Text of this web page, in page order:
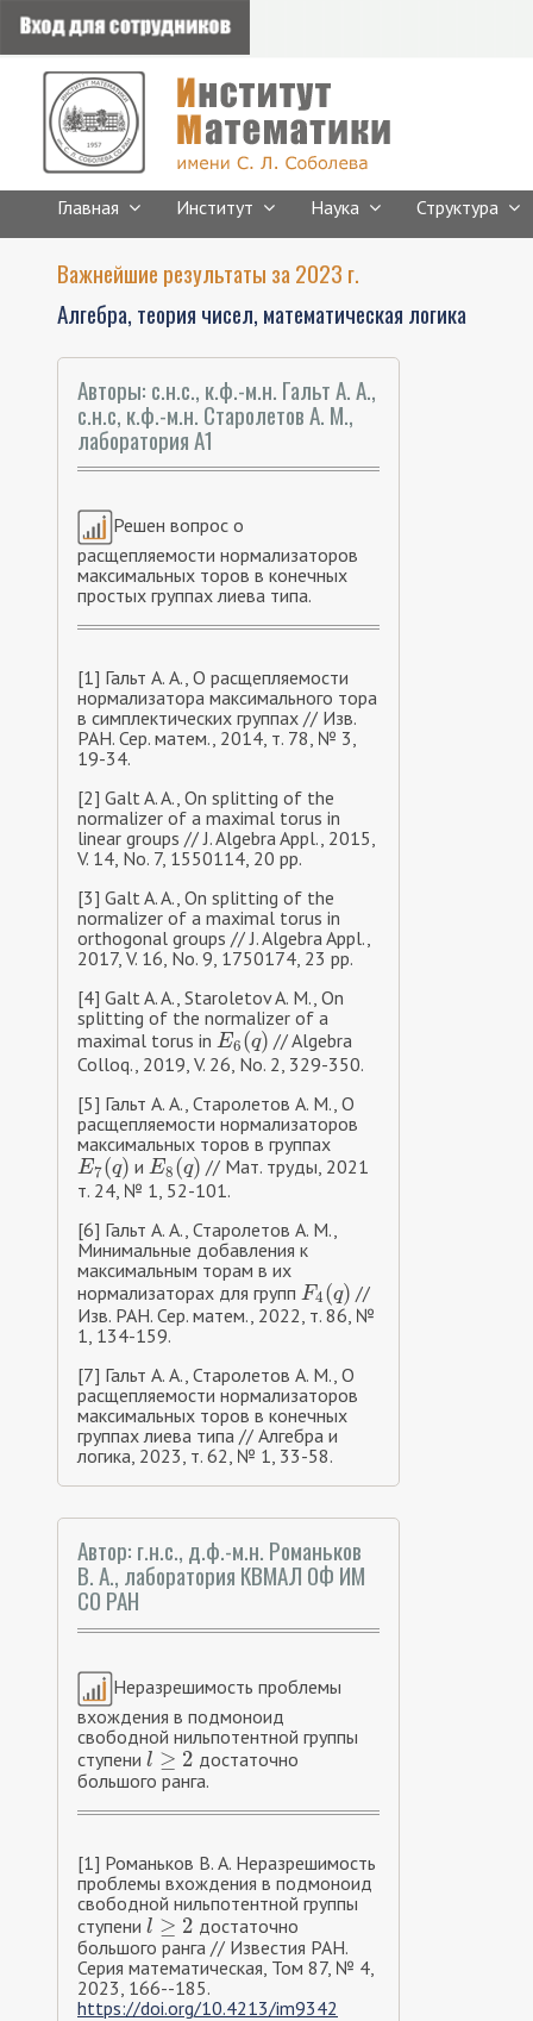
Главная Институт Наука Структура
Важнейшие результаты за 2023 г.
Алгебра, теория чисел, математическая логика
Авторы: с.н.с., к.ф.-м.н. Гальт А. А.,
с.н.с, к.ф.-м.н. Старолетов А. М.,
лаборатория А1
Решен вопрос о
расщепляемости нормализаторов
максимальных торов в конечных
простых группах лиева типа.
[1] Гальт А. А., О расщепляемости
нормализатора максимального тора
в симплектических группах // Изв.
РАН. Сер. матем., 2014, т. 78, № 3,
19-34.
[2] Galt A. A., On splitting of the
normalizer of a maximal torus in
linear groups // J. Algebra Appl., 2015,
V. 14, No. 7, 1550114, 20 pp.
[3] Galt A. A., On splitting of the
normalizer of a maximal torus in
orthogonal groups // J. Algebra Appl.,
2017, V. 16, No. 9, 1750174, 23 pp.
[4] Galt A. A., Staroletov A. M., On
splitting of the normalizer of a
maximal torus in E6(q)
E6(q)
// Algebra
Colloq., 2019, V. 26, No. 2, 329-350.
[5] Гальт А. А., Старолетов A. M., О
расщепляемости нормализаторов
максимальных торов в группах
E7(q)
E7(q) иE8(q)
E8(q)
// Мат. труды, 2021
т. 24, № 1, 52-101.
[6] Гальт А. А., Старолетов A. M.,
Минимальные добавления к
максимальным торам в их
нормализаторах для групп F4(q)
F4(q)
//
Изв. РАН. Сер. матем., 2022, т. 86, №
1, 134-159.
[7] Гальт А. А., Старолетов A. M., О
расщепляемости нормализаторов
максимальных торов в конечных
группах лиева типа // Алгебра и
логика, 2023, т. 62, № 1, 33-58.
Автор: г.н.с., д.ф.-м.н. Романьков
В. А., лаборатория КВМАЛ ОФ ИМ
СО РАН
Неразрешимость проблемы
вхождения в подмоноид
свободной нильпотентной группы
ступени l ≥ 2
l ≥2
достаточно
большого ранга.
[1] Романьков В. А. Неразрешимость
проблемы вхождения в подмоноид
свободной нильпотентной группы
ступени l ≥ 2
l ≥2
достаточно
большого ранга // Известия РАН.
Серия математическая, Том 87, № 4,
2023, 166--185.
https://doi.org/10.4213/im9342